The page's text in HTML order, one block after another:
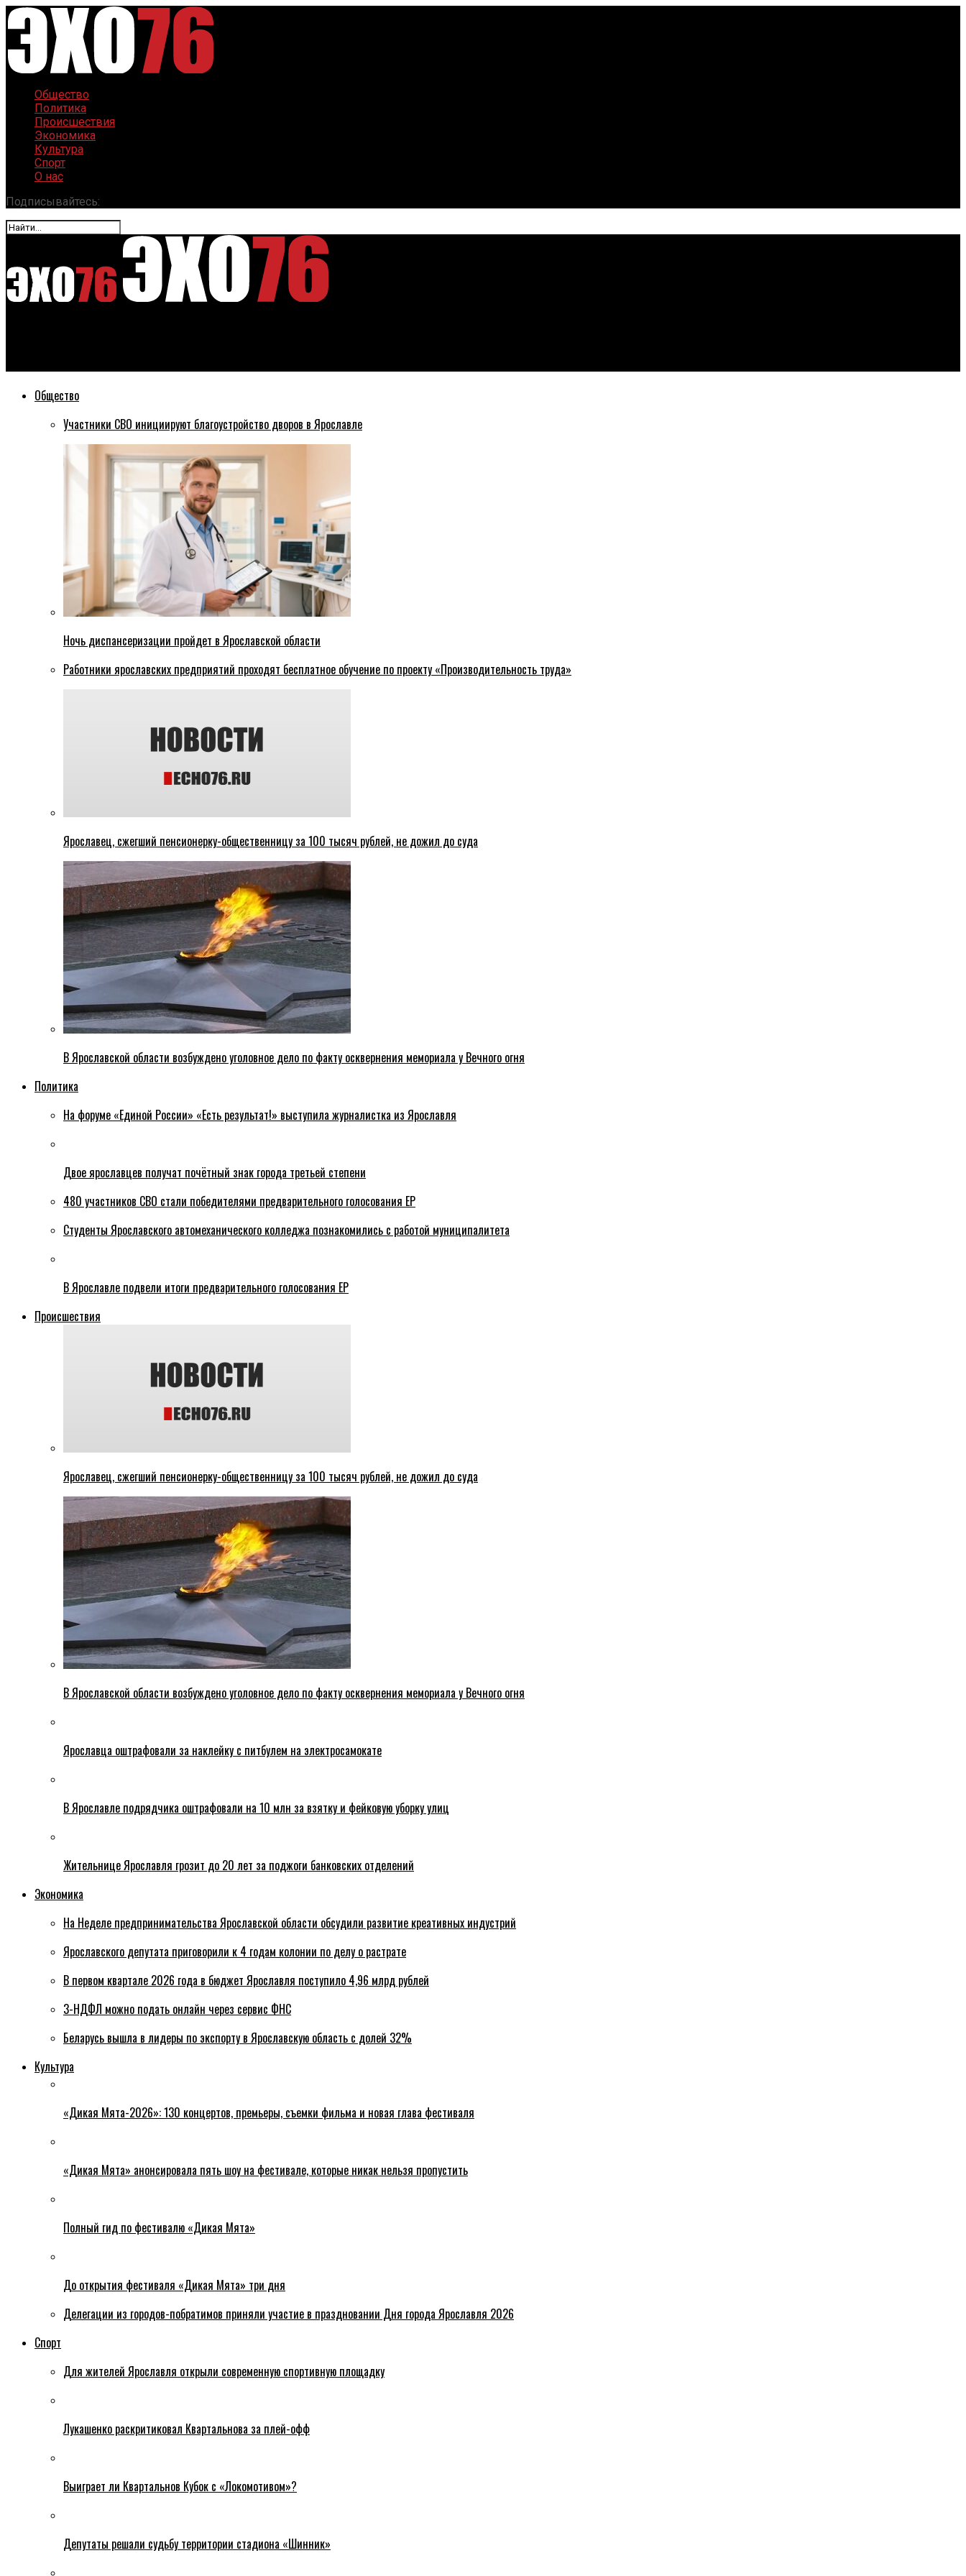
Общество
Политика
Происшествия
Экономика
Культура
Спорт
О нас
Подписывайтесь:
Общество
Участники СВО инициируют благоустройство дворов в Ярославле
Ночь диспансеризации пройдет в Ярославской области
Работники ярославских предприятий проходят бесплатное обучение по проекту «Производительность труда»
Ярославец, сжегший пенсионерку-общественницу за 100 тысяч рублей, не дожил до суда
В Ярославской области возбуждено уголовное дело по факту осквернения мемориала у Вечного огня
Политика
На форуме «Единой России» «Есть результат!» выступила журналистка из Ярославля
Двое ярославцев получат почётный знак города третьей степени
480 участников СВО стали победителями предварительного голосования ЕР
Студенты Ярославского автомеханического колледжа познакомились с работой муниципалитета
В Ярославле подвели итоги предварительного голосования ЕР
Происшествия
Ярославец, сжегший пенсионерку-общественницу за 100 тысяч рублей, не дожил до суда
В Ярославской области возбуждено уголовное дело по факту осквернения мемориала у Вечного огня
Ярославца оштрафовали за наклейку с питбулем на электросамокате
В Ярославле подрядчика оштрафовали на 10 млн за взятку и фейковую уборку улиц
Жительнице Ярославля грозит до 20 лет за поджоги банковских отделений
Экономика
На Неделе предпринимательства Ярославской области обсудили развитие креативных индустрий
Ярославского депутата приговорили к 4 годам колонии по делу о растрате
В первом квартале 2026 года в бюджет Ярославля поступило 4,96 млрд рублей
3-НДФЛ можно подать онлайн через сервис ФНС
Беларусь вышла в лидеры по экспорту в Ярославскую область с долей 32%
Культура
«Дикая Мята-2026»: 130 концертов, премьеры, съемки фильма и новая глава фестиваля
«Дикая Мята» анонсировала пять шоу на фестивале, которые никак нельзя пропустить
Полный гид по фестивалю «Дикая Мята»
До открытия фестиваля «Дикая Мята» три дня
Делегации из городов-побратимов приняли участие в праздновании Дня города Ярославля 2026
Спорт
Для жителей Ярославля открыли современную спортивную площадку
Лукашенко раскритиковал Квартальнова за плей-офф
Выиграет ли Квартальнов Кубок с «Локомотивом»?
Депутаты решали судьбу территории стадиона «Шинник»